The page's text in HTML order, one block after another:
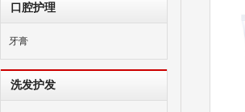
口腔护理
牙膏
洗发护发